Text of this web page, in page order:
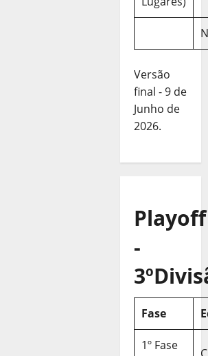
Versão
final - 9 de
Junho de
2026.
Playoff
-
Fase
1º Fase